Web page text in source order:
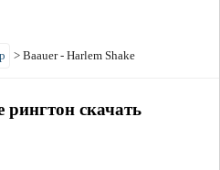
> Baauer - Harlem Shake
рингтон скачать